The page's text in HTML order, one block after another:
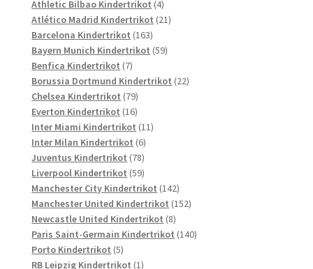
Produkte
Athletic Bilbao Kindertrikot 44
Produkte
Atlético Madrid Kindertrikot 2121
Barcelona Kindertrikot 163163
Produkte
Bayern Munich Kindertrikot 5959
Benfica Kindertrikot 77
Produkte
Borussia Dortmund Kindertrikot 2222
Chelsea Kindertrikot 7979
Produkte
Everton Kindertrikot 1616
Produkte
Inter Miami Kindertrikot 1111
Inter Milan Kindertrikot 66
Produkte
Juventus Kindertrikot 7878
Produkte
Liverpool Kindertrikot 5959
Produkte
Manchester City Kindertrikot 142142
Produkte
Manchester United Kindertrikot 152152
Newcastle United Kindertrikot 88
Produkte
Paris Saint-Germain Kindertrikot 140140
Porto Kindertrikot 55
Produkte
RB Leipzig Kindertrikot 11